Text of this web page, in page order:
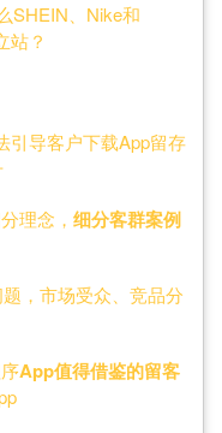
SHEIN、Nike和
站？
引导客户下载App留存
理念， 细分客群案例
，市场受众、竞品分
App值得借鉴的留客